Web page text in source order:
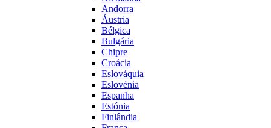
Andorra
Áustria
Bélgica
Bulgária
Chipre
Croácia
Eslováquia
Eslovénia
Espanha
Estónia
Finlândia